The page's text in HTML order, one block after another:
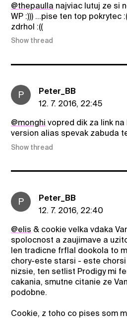
@thepaulla najviac lutuj ze si
WP :))) ...pise ten top pokrytec
zdrhol :((
Show thread
P
Peter_BB
12. 7. 2016, 22:45
@monghi vopred dik za link
version alias spevak zabuda
Show thread
P
Peter_BB
12. 7. 2016, 22:40
@elis & cookie velka vdaka
spolocnost a zaujimave a
len tradicne frflal dookola to
chory-este starsi - este chorsi
nizsie, ten setlist Prodigy mi
cakania, smutne citanie ze
podobne.
Cookie, z toho co pises som